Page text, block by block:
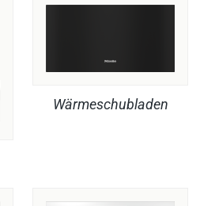
Wärmeschubladen